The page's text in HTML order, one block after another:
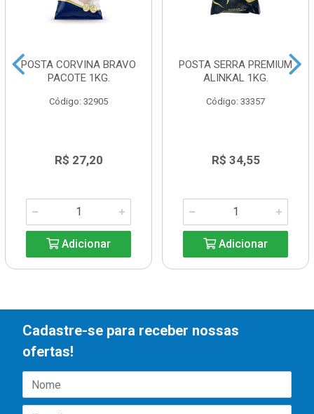
POSTA CORVINA BRAVO
PACOTE 1KG.
Código: 32905
R$ 27,20
Adicionar
POSTA SERRA PREMIUM
ALINKAL 1KG.
Código: 33357
R$ 34,55
Adicionar
Cadastre-se para receber nossas
ofertas!